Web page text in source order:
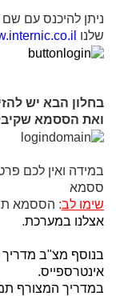
ניתן להיכנס עם
שלנו
בחלון הבא יש
ואת הססמא
במידה ואין לכם
ססמא
שימו לב: הססמא
אצלנו במערכת.
בנוסף מצ"ב
אינטרספייס.
במדריך המצורף